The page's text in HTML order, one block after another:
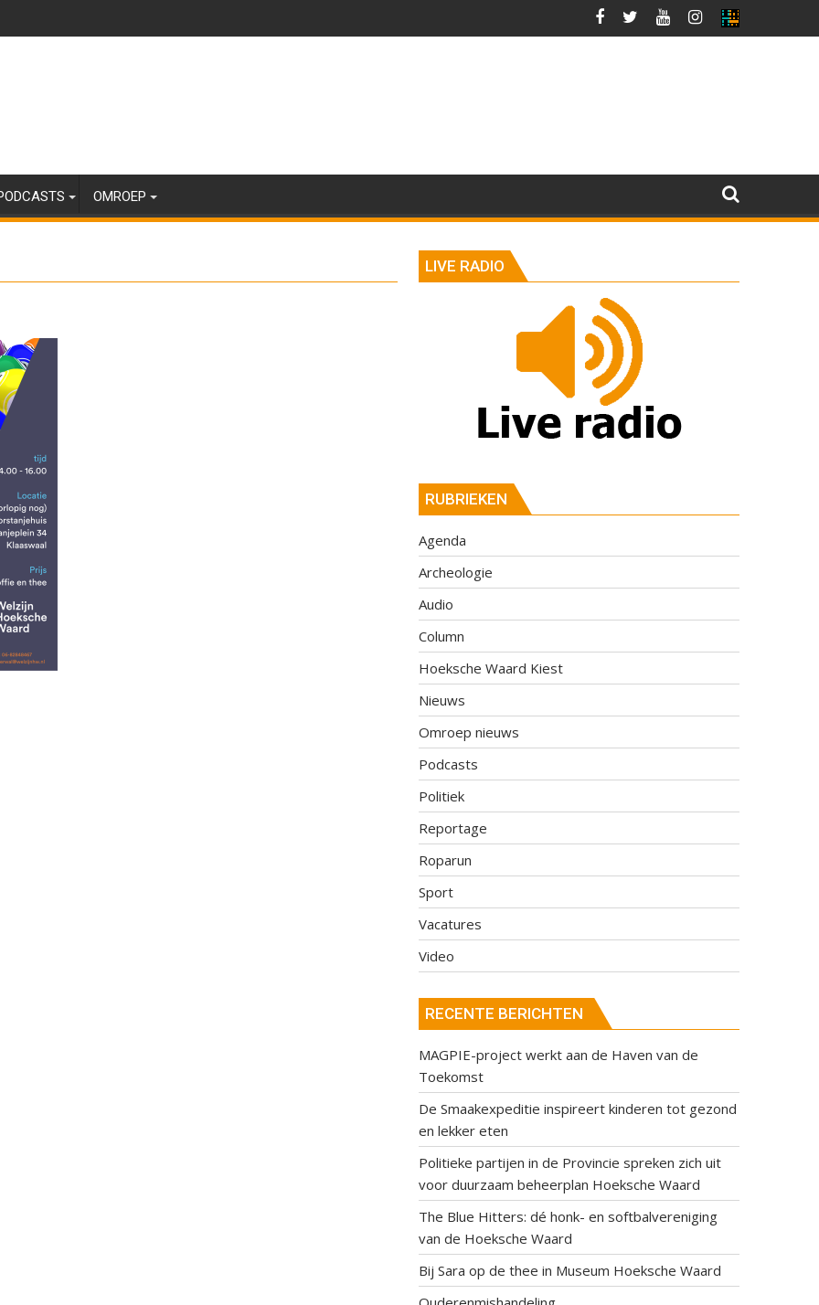
OMROEP
LIVE RADIO
RUBRIEKEN
Agenda
Archeologie
Audio
Column
Hoeksche Waard Kiest
Nieuws
Omroep nieuws
Podcasts
Politiek
Reportage
Roparun
Sport
Vacatures
Video
RECENTE BERICHTEN
MAGPIE-project werkt aan de Haven van de
Toekomst
De Smaakexpeditie inspireert kinderen tot gezond
en lekker eten
Politieke partijen in de Provincie spreken zich uit
voor duurzaam beheerplan Hoeksche Waard
The Blue Hitters: dé honk- en softbalvereniging
van de Hoeksche Waard
Bij Sara op de thee in Museum Hoeksche Waard